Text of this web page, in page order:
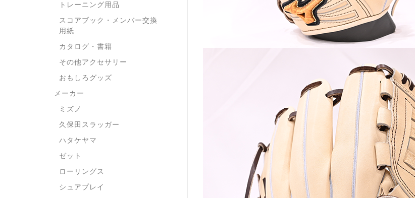
トレーニング用品
スコアブック・メンバー交換
用紙
カタログ・書籍
その他アクセサリー
おもしろグッズ
メーカー
ミズノ
久保田スラッガー
ハタケヤマ
ゼット
ローリングス
シュアプレイ